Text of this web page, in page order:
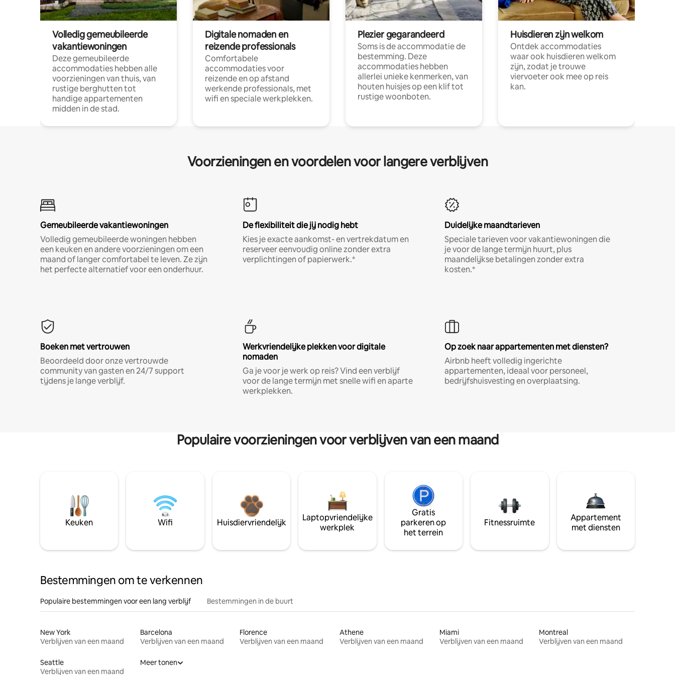
Volledig gemeubileerde
vakantiewoningen
Deze gemeubileerde
accommodaties hebben alle
voorzieningen van thuis, van
rustige berghutten tot
handige appartementen
midden in de stad.
Digitale nomaden en
reizende professionals
Comfortabele
accommodaties voor
reizende en op afstand
werkende professionals, met
wifi en speciale werkplekken.
Plezier gegarandeerd
Soms is de accommodatie de
bestemming. Deze
accommodaties hebben
allerlei unieke kenmerken, van
houten huisjes op een klif tot
rustige woonboten.
Huisdieren zijn welkom
Ontdek accommodaties
waar ook huisdieren welkom
zijn, zodat je trouwe
viervoeter ook mee op reis
kan.
Voorzieningen en voordelen voor langere verblijven
Gemeubileerde vakantiewoningen
Volledig gemeubileerde woningen hebben
een keuken en andere voorzieningen om een
maand of langer comfortabel te leven. Ze zijn
het perfecte alternatief voor een onderhuur.
De flexibiliteit die jij nodig hebt
Kies je exacte aankomst- en vertrekdatum en
reserveer eenvoudig online zonder extra
verplichtingen of papierwerk.*
Duidelijke maandtarieven
Speciale tarieven voor vakantiewoningen die
je voor de lange termijn huurt, plus
maandelijkse betalingen zonder extra
kosten.*
Boeken met vertrouwen
Beoordeeld door onze vertrouwde
community van gasten en 24/7 support
tijdens je lange verblijf.
Werkvriendelijke plekken voor digitale
nomaden
Ga je voor je werk op reis? Vind een verblijf
voor de lange termijn met snelle wifi en aparte
werkplekken.
Op zoek naar appartementen met diensten?
Airbnb heeft volledig ingerichte
appartementen, ideaal voor personeel,
bedrijfshuisvesting en overplaatsing.
Populaire voorzieningen voor verblijven van een maand
Keuken Wifi Huisdiervriendelijk
Laptopvriendelijke
werkplek
Gratis
parkeren op
het terrein
Fitnessruimte
Appartement
met diensten
Bestemmingen om te verkennen
Populaire bestemmingen voor een lang verblijf Bestemmingen in de buurt
New York
Verblijven van een maand
Barcelona
Verblijven van een maand
Florence
Verblijven van een maand
Athene
Verblijven van een maand
Miami
Verblijven van een maand
Montreal
Verblijven van een maand
Seattle
Verblijven van een maand
Meer tonen